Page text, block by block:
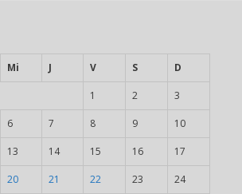
Mi J V S D
1 2 3
6 7 8 9 10
13 14 15 16 17
20 21 22 23 24